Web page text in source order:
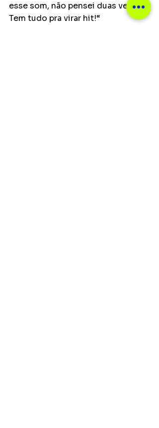
esse som, não pensei duas vezes.
Tem tudo pra virar hit!“